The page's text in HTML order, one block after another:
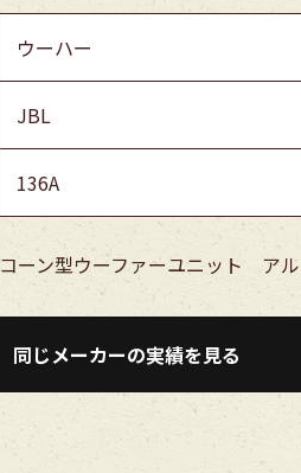
ウーハー
JBL
136A
ン型ウーファーユニット ア
同じメーカーの実績を見る